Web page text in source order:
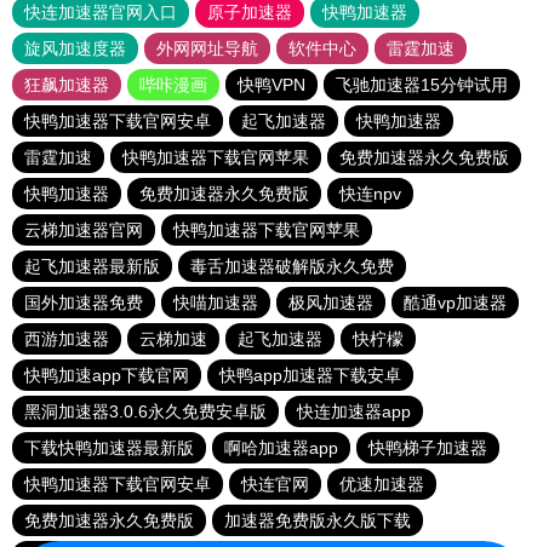
快连加速器官网入口
原子加速器
快鸭加速器
旋风加速度器
外网网址导航 软件中心
雷霆加速
狂飙加速器
哔咔漫画 快鸭VPN
飞驰加速器15分钟试用
快鸭加速器下载官网安卓
起飞加速器
快鸭加速器
雷霆加速
快鸭加速器下载官网苹果
免费加速器永久免费版
快鸭加速器
免费加速器永久免费版
快连npv
云梯加速器官网
快鸭加速器下载官网苹果
起飞加速器最新版
毒舌加速器破解版永久免费
国外加速器免费
快喵加速器 极风加速器
酷通vp加速器
西游加速器
云梯加速 起飞加速器
快柠檬
快鸭加速app下载官网
快鸭app加速器下载安卓
黑洞加速器3.0.6永久免费安卓版
快连加速器app
下载快鸭加速器最新版
啊哈加速器app
快鸭梯子加速器
快鸭加速器下载官网安卓
快连官网
优速加速器
免费加速器永久免费版
加速器免费版永久版下载